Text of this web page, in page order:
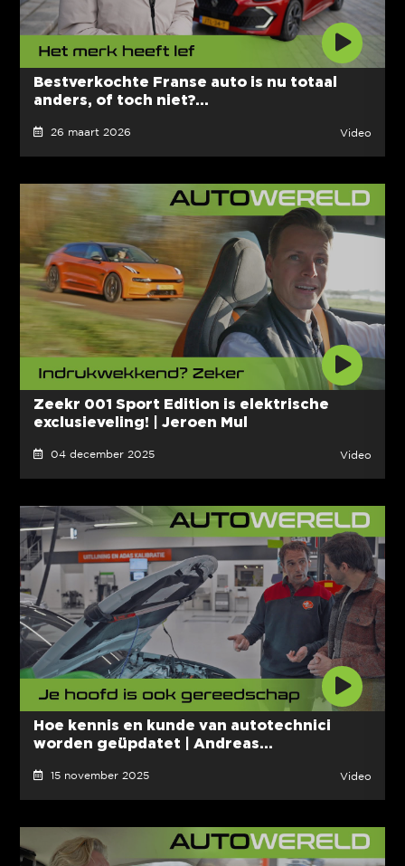
Bestverkochte Franse auto is nu totaal
anders, of toch niet?...
26 maart 2026 Video
Zeekr 001 Sport Edition is elektrische
exclusieveling! | Jeroen Mul
04 december 2025 Video
Hoe kennis en kunde van autotechnici
worden geüpdatet | Andreas...
15 november 2025 Video